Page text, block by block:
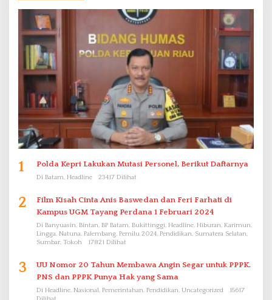
1 Polda Kepri Lakukan Mutasi Personel, Berikut Daftarnya
Di Batam, Headline 23417 Dilihat
2
Film Kisah Cinta Anis Baswedan dan Feri Farhati di
Kampus UGM Tayang Perdana 1 Februari 2024
Di Banyuasin, Bintan, BP Batam, Bukittinggi, Headline, Hiburan, Karimun,
Lingga, Natuna, Palembang, Pemilu 2024, Pendidikan, Sumatera Selatan,
Sumbar, Tokoh
17821 Dilihat
3
UU Nomor 20 Tahun Membawa Angin Segar untuk PPPK.
PNS dan PPPK Punya Hak yang Sama
Di Headline, Nasional, Pemerintahan, Pendidikan, Uncategorized
15617